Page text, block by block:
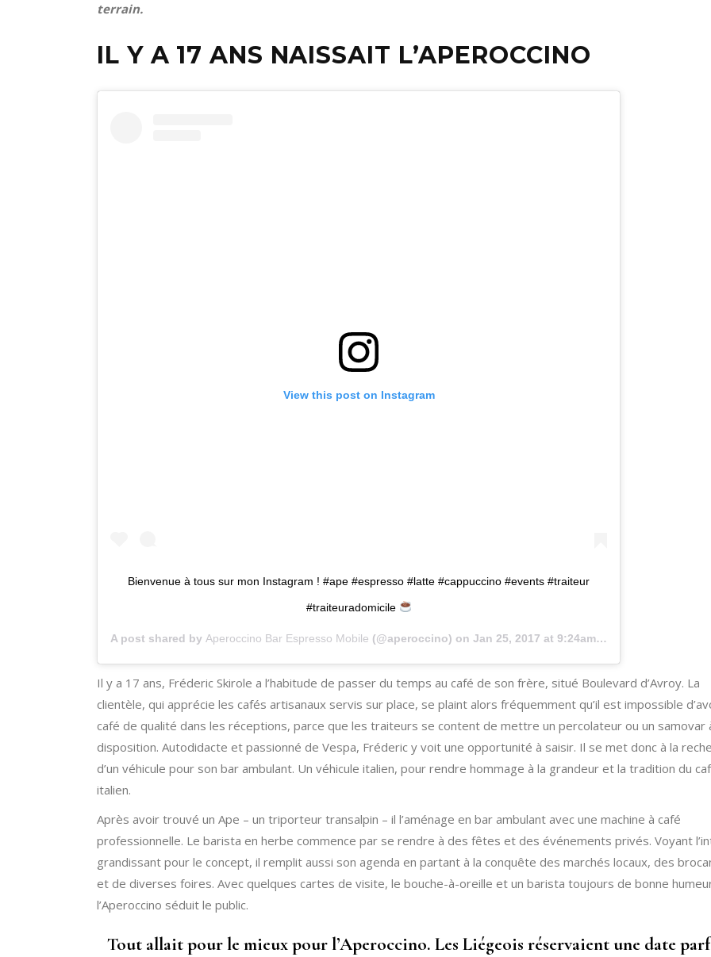
terrain.
IL Y A 17 ANS NAISSAIT L’APEROCCINO
View this post on Instagram
Bienvenue à tous sur mon Instagram ! #ape #espresso #latte #cappuccino #events #traiteur
#traiteuradomicile
A post shared by Aperoccino Bar Espresso Mobile (@aperoccino) on Jan 25, 2017 at 9:24am PST
Il y a 17 ans, Fréderic Skirole a l’habitude de passer du temps au café de son frère, situé Boulevard d’Avroy. La
clientèle, qui apprécie les cafés artisanaux servis sur place, se plaint alors fréquemment qu’il est impossible
café de qualité dans les réceptions, parce que les traiteurs se content de mettre un percolateur ou un samovar
disposition. Autodidacte et passionné de Vespa, Fréderic y voit une opportunité à saisir. Il se met donc à la
d’un véhicule pour son bar ambulant. Un véhicule italien, pour rendre hommage à la grandeur et la tradition du
italien.
Après avoir trouvé un Ape – un triporteur transalpin – il l’aménage en bar ambulant avec une machine à café
professionnelle. Le barista en herbe commence par se rendre à des fêtes et des événements privés. Voyant
grandissant pour le concept, il remplit aussi son agenda en partant à la conquête des marchés locaux, des
et de diverses foires. Avec quelques cartes de visite, le bouche-à-oreille et un barista toujours de bonne
l’Aperoccino séduit le public.
Tout allait pour le mieux pour l’Aperoccino. Les Liégeois réservaient une date